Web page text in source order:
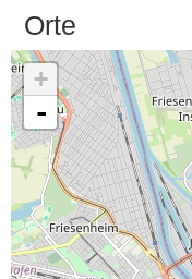
Orte
+
-